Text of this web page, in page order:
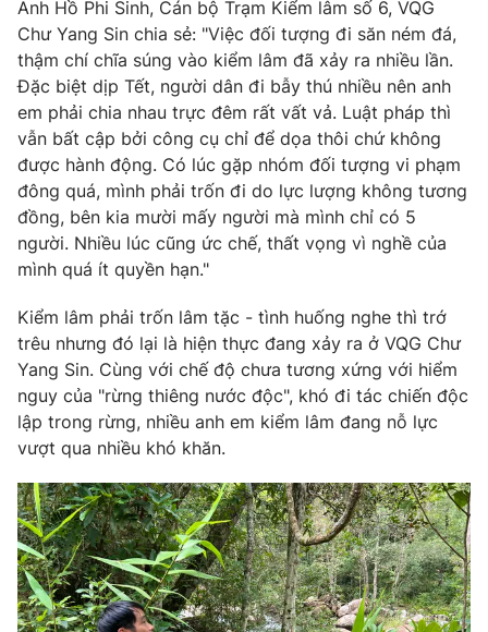
Liên hệ quảng cáo:024-7300.7108
® Cấm sao chép dưới mọi hình thức nếu không có sự chấp
thuận bằng văn bản. Ghi rõ nguồn VTV.vn khi phát hành lại
thông tin từ website này.
Anh Hồ Phi Sinh, Cán bộ Trạm Kiểm lâm số 6, VQG
Chư Yang Sin chia sẻ: "Việc đối tượng đi săn ném đá,
thậm chí chĩa súng vào kiểm lâm đã xảy ra nhiều lần.
Đặc biệt dịp Tết, người dân đi bẫy thú nhiều nên anh
em phải chia nhau trực đêm rất vất vả. Luật pháp thì
vẫn bất cập bởi công cụ chỉ để dọa thôi chứ không
được hành động. Có lúc gặp nhóm đối tượng vi phạm
đông quá, mình phải trốn đi do lực lượng không tương
đồng, bên kia mười mấy người mà mình chỉ có 5
người. Nhiều lúc cũng ức chế, thất vọng vì nghề của
mình quá ít quyền hạn."
Kiểm lâm phải trốn lâm tặc - tình huống nghe thì trớ
trêu nhưng đó lại là hiện thực đang xảy ra ở VQG Chư
Yang Sin. Cùng với chế độ chưa tương xứng với hiểm
nguy của "rừng thiêng nước độc", khó đi tác chiến độc
lập trong rừng, nhiều anh em kiểm lâm đang nỗ lực
vượt qua nhiều khó khăn.